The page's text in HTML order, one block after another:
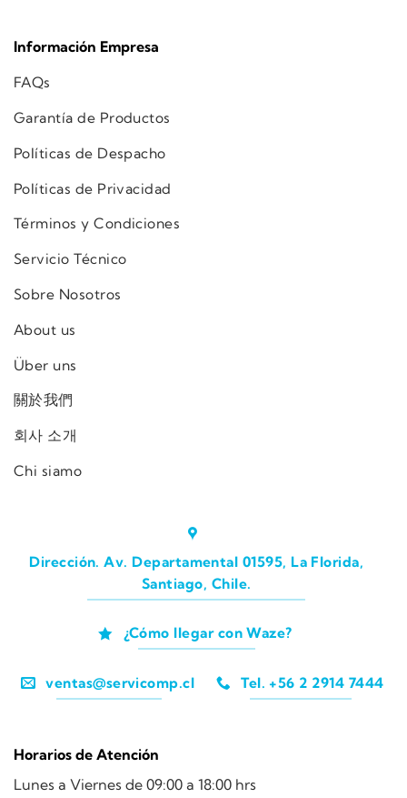
Información Empresa
FAQs
Garantía de Productos
Políticas de Despacho
Políticas de Privacidad
Términos y Condiciones
Servicio Técnico
Sobre Nosotros
About us
Über uns
關於我們
회사 소개
Chi siamo
Dirección. Av. Departamental 01595, La Florida,
Santiago, Chile.
¿Cómo llegar con Waze?
ventas@servicomp.cl Tel. +56 2 2914 7444
Horarios de Atención
Lunes a Viernes de 09:00 a 18:00 hrs